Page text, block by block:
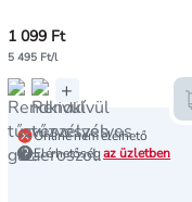
1 099 Ft
5 495 Ft/l
Online nem elérhető
Elérhetőségaz üzletben
+